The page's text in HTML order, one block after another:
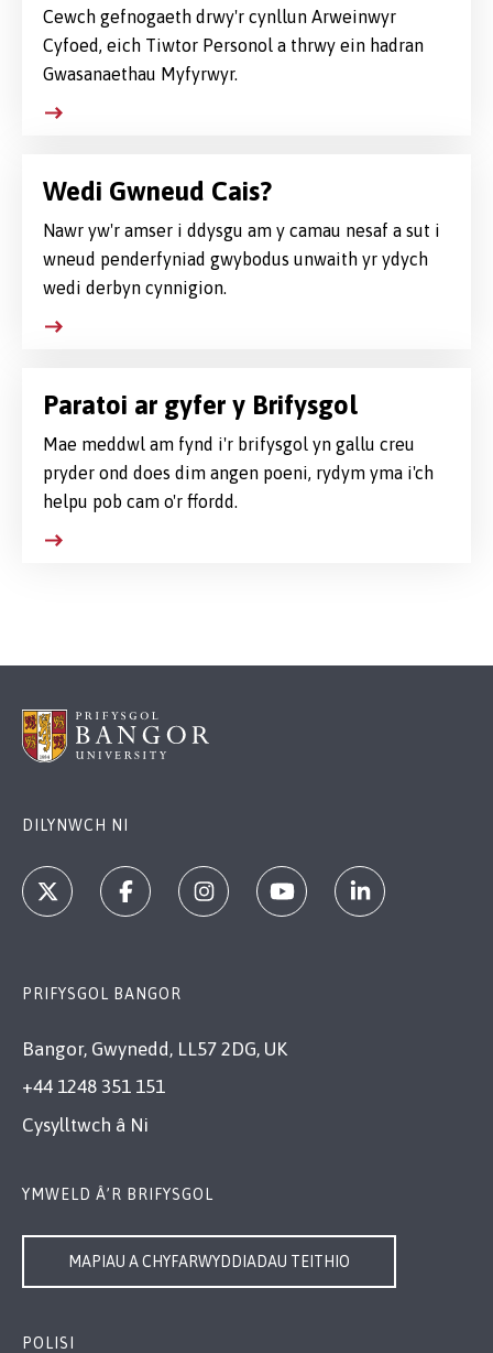
Cewch gefnogaeth drwy'r cynllun Arweinwyr
Cyfoed, eich Tiwtor Personol a thrwy ein hadran
Gwasanaethau Myfyrwyr.
Wedi Gwneud Cais?
Nawr yw'r amser i ddysgu am y camau nesaf a sut i
wneud penderfyniad gwybodus unwaith yr ydych
wedi derbyn cynnigion.
Paratoi ar gyfer y Brifysgol
Mae meddwl am fynd i'r brifysgol yn gallu creu
pryder ond does dim angen poeni, rydym yma i'ch
helpu pob cam o'r ffordd.
DILYNWCH NI
PRIFYSGOL BANGOR
Bangor, Gwynedd, LL57 2DG, UK
+44 1248 351 151
Cysylltwch â Ni
YMWELD Â’R BRIFYSGOL
MAPIAU A CHYFARWYDDIADAU TEITHIO
POLISI